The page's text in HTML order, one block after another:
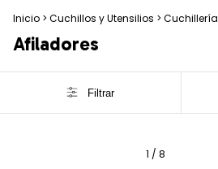
Inicio > Cuchillos y Utensilios > Cuchillería
Afiladores
Filtrar
1 / 8